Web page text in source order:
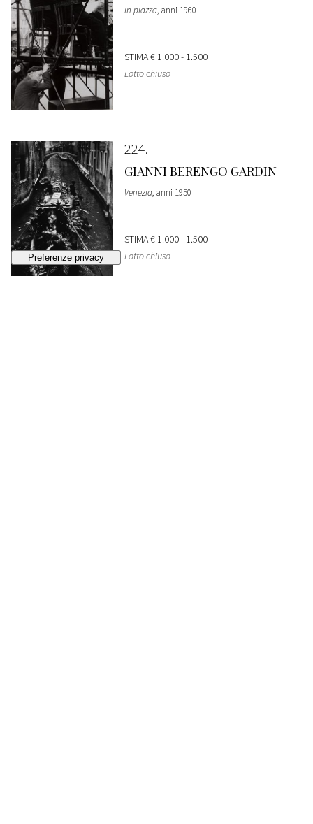
In piazza, anni 1960
STIMA€ 1.000 - 1.500
Lotto chiuso
224
GIANNI BERENGO GARDIN
Venezia, anni 1950
STIMA€ 1.000 - 1.500
Lotto chiuso